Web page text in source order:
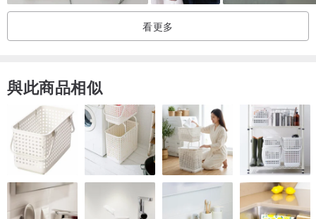
† 關於材質 †
† 購買須知 †
◇由於每位客人手圍都有所不同，下單前先自行確認手圍，在製作時
會根據款式預留配戴空間，若想要特別貼合或寬鬆，可以備註說明。
◇賣場飾品皆為個人手作商品，非商品瑕疵恕不接受退款/退貨。
◇宇宙自然中天然礦石的生成都是獨一無二的生命，形成過程中會有
不同程度的冰裂、棉絮與礦缺，是大自然宇宙的匠心之作，使天然礦
石擁有獨特的美。商品皆以實物為準。以上情況屬非瑕疵範圍，完美
看更多
與此商品相似